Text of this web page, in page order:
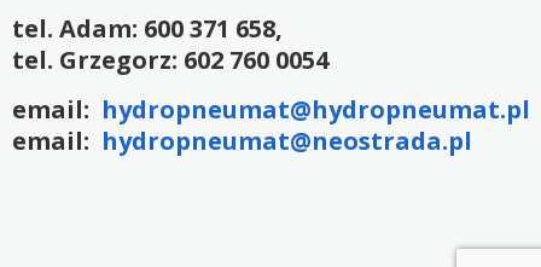
tel. Adam: 600 371 658,
tel. Grzegorz: 602 760 0054
email: hydropneumat@hydropneumat.pl
email: hydropneumat@neostrada.pl